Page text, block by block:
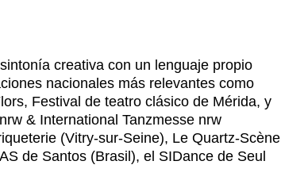
creativa con un lenguaje propio
nacionales más relevantes como
Festival de teatro clásico de Mérida, y
& International Tanzmesse nrw
(Vitry-sur-Seine), Le Quartz-Scène
de Santos (Brasil), el SIDance de Seul